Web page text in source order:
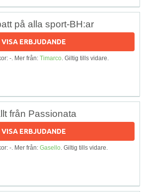
på alla sport-BH:ar
VISA ERBJUDANDE
-. Mer från: Timarco. Giltig tills vidare.
från Passionata
VISA ERBJUDANDE
-. Mer från: Gasello. Giltig tills vidare.